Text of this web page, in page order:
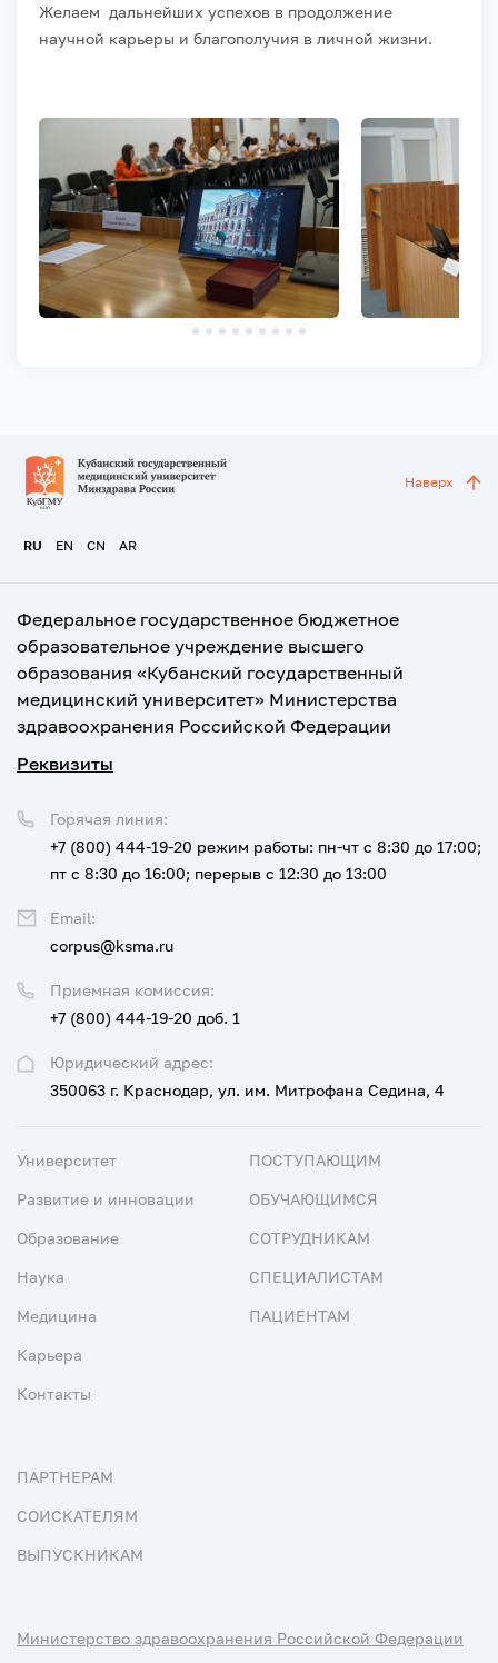
Желаем дальнейших успехов в продолжение
научной карьеры и благополучия в личной жизни.
RU EN CN AR
Наверх
Федеральное государственное бюджетное
образовательное учреждение высшего
образования «Кубанский государственный
медицинский университет» Министерства
здравоохранения Российской Федерации
Реквизиты
Юридический адрес:
350063 г. Краснодар, ул. им. Митрофана Седина, 4
Приемная комиссия:
+7 (800) 444-19-20 доб. 1
Горячая линия:
+7 (800) 444-19-20 режим работы: пн-чт с 8:30 до 17:00;
пт с 8:30 до 16:00; перерыв с 12:30 до 13:00
Email:
corpus@ksma.ru
Университет
Развитие и инновации
Образование
Наука
Медицина
Карьера
Контакты
ПОСТУПАЮЩИМ
ОБУЧАЮЩИМСЯ
СОТРУДНИКАМ
СПЕЦИАЛИСТАМ
ПАЦИЕНТАМ
ПАРТНЕРАМ
СОИСКАТЕЛЯМ
ВЫПУСКНИКАМ
Министерство здравоохранения Российской Федерации